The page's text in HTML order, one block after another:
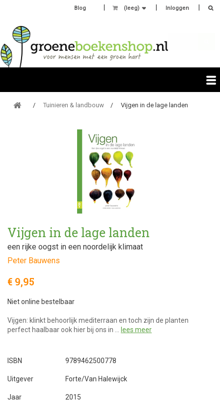
Inloggen
(leeg)
Blog
Tuinieren & landbouw Vijgen in de lage landen
Vijgen in de lage landen
een rijke oogst in een noordelijk klimaat
Peter Bauwens
€ 9,95
Niet online bestelbaar
Vijgen: klinkt behoorlijk mediterraan en toch zijn de planten
perfect haalbaar ook hier bij ons in …
lees meer
ISBN 9789462500778
Uitgever Forte/Van Halewijck
Jaar 2015